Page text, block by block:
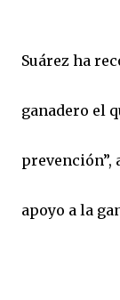
Suárez ha
ganadero el
prevención”,
apoyo a la